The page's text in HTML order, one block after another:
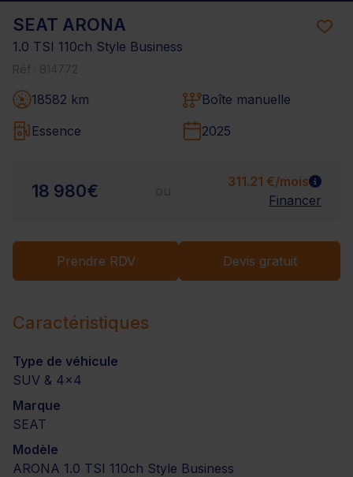
SEAT ARONA
1.0 TSI 110ch Style Business
18582 km
Boîte manuelle
Essence
2025
18 980€
311.21 €/mois
Financer
Prendre RDV Devis gratuit
Caractéristiques
Type de véhicule
SUV & 4x4
Marque
SEAT
Modèle
ARONA 1.0 TSI 110ch Style Business